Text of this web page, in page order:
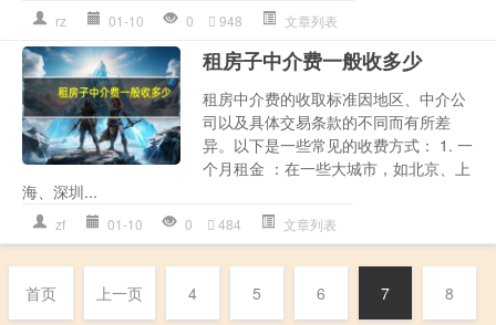
rz 01-10 0 948 文章列表
租房子中介费一般收多少
租房中介费的收取标准因地区、中介公
司以及具体交易条款的不同而有所差
异。以下是一些常见的收费方式： 1. 一
个月租金 ：在一些大城市，如北京、上
海、深圳...
zf 01-10 0 484 文章列表
首页 上一页 4 5 6 7 8